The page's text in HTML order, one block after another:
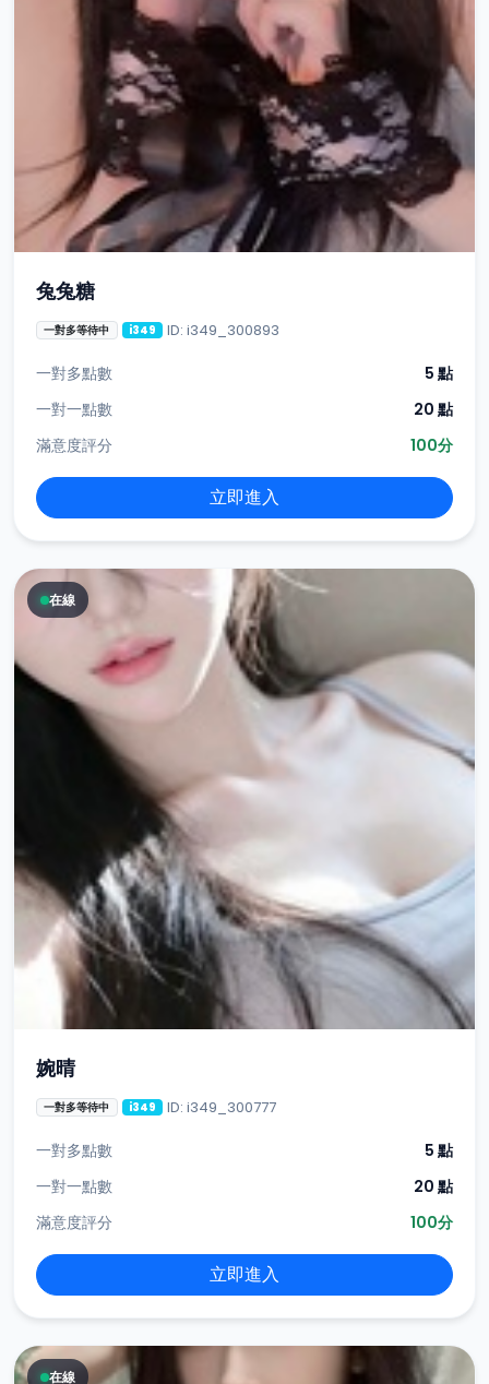
兔兔糖
一對多等待中 i349 ID: i349_300893
一對多點數
5 點
一對一點數
20 點
滿意度評分
100分
立即進入
在線
婉晴
一對多等待中 i349 ID: i349_300777
一對多點數
5 點
一對一點數
20 點
滿意度評分
100分
立即進入
在線